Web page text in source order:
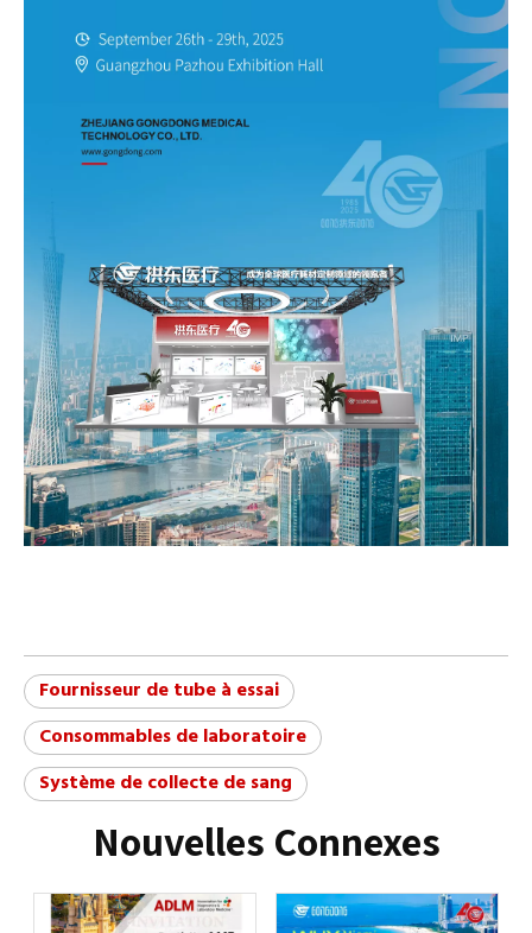
Fournisseur de tube à essai
Consommables de laboratoire
Système de collecte de sang
Nouvelles Connexes